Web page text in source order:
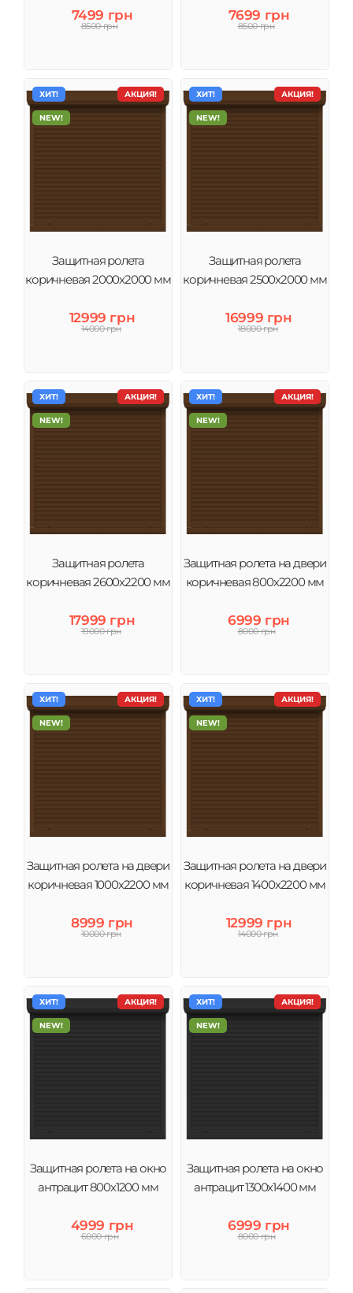
7499 грн
8500 грн
7699 грн
8500 грн
АКЦИЯ!
ХИТ!
NEW!
Защитная ролета
коричневая 2000х2000 мм
12999 грн
14000 грн
АКЦИЯ!
ХИТ!
NEW!
Защитная ролета
коричневая 2500х2000 мм
16999 грн
18000 грн
АКЦИЯ!
ХИТ!
NEW!
Защитная ролета
коричневая 2600х2200 мм
17999 грн
19000 грн
АКЦИЯ!
ХИТ!
NEW!
Защитная ролета на двери
коричневая 800х2200 мм
6999 грн
8000 грн
АКЦИЯ!
ХИТ!
NEW!
Защитная ролета на двери
коричневая 1000х2200 мм
8999 грн
10000 грн
АКЦИЯ!
ХИТ!
NEW!
Защитная ролета на двери
коричневая 1400х2200 мм
12999 грн
14000 грн
АКЦИЯ!
ХИТ!
NEW!
Защитная ролета на окно
антрацит 800х1200 мм
4999 грн
6000 грн
АКЦИЯ!
ХИТ!
NEW!
Защитная ролета на окно
антрацит 1300х1400 мм
6999 грн
8000 грн